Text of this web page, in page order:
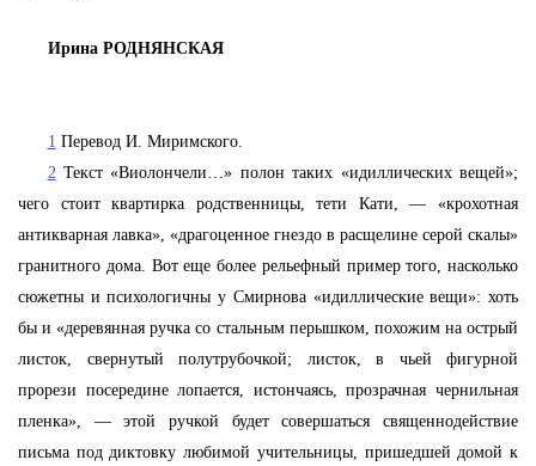
Ирина РОДНЯНСКАЯ
1 Перевод И. Миримского.
2Текст «Виолончели…» полон таких «идиллических вещей»;
чего стоит квартирка родственницы, тети Кати, — «крохотная
антикварная лавка», «драгоценное гнездо в расщелине серой скалы»
гранитного дома. Вот еще более рельефный пример того, насколько
сюжетны и психологичны у Смирнова «идиллические вещи»: хоть
бы и «деревянная ручка со стальным перышком, похожим на острый
листок, свернутый полутрубочкой; листок, в чьей фигурной
прорези посередине лопается, истончаясь, прозрачная чернильная
пленка», — этой ручкой будет совершаться священнодействие
письма под диктовку любимой учительницы, пришедшей домой к